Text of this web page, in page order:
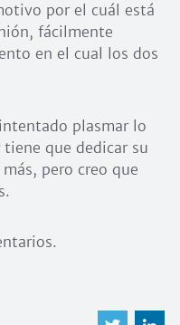
por el cuál está
fácilmente
en el cual los dos
plasmar lo
que dedicar su
pero creo que